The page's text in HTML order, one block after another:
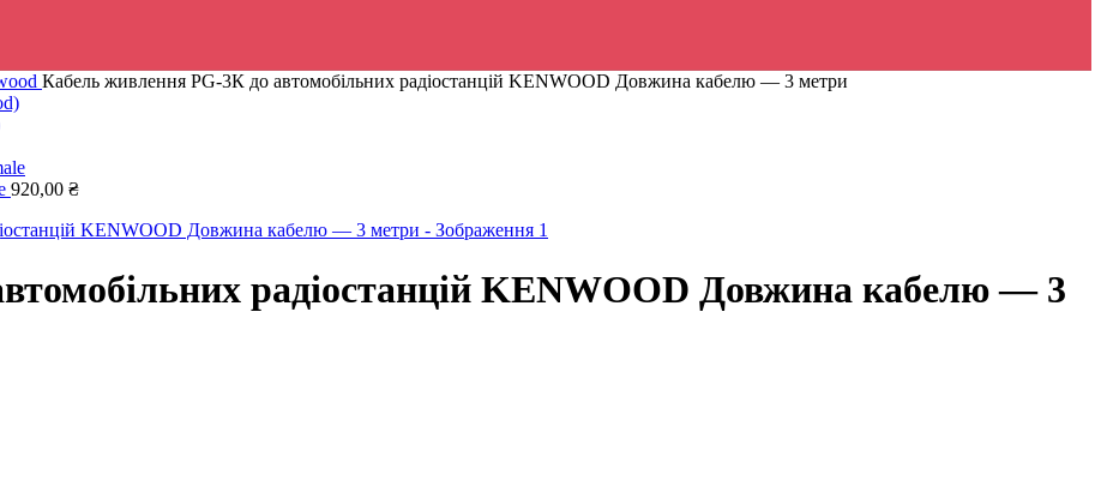
Кабель живлення PG-3К до автомобільних радіостанцій KENWOOD Довжина кабелю ― 3 метри
920,00 ₴
радіостанцій KENWOOD Довжина кабелю ― 3